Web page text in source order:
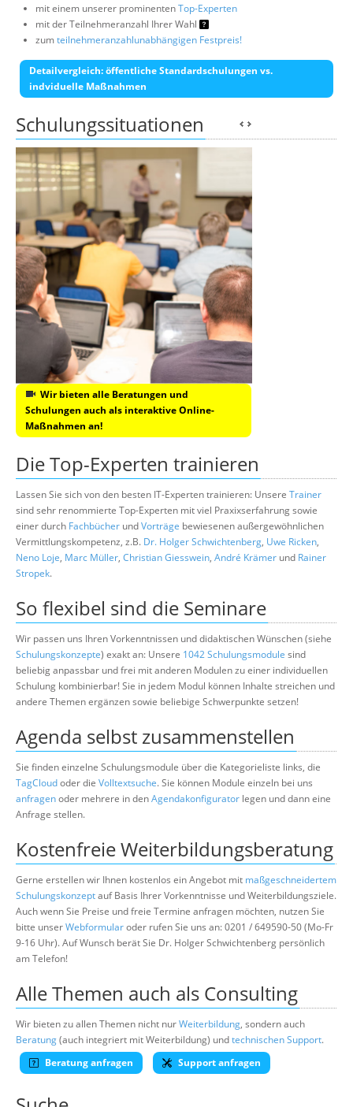
mit einem unserer prominentenTop-Experten
mit der Teilnehmeranzahl Ihrer Wahl
zumteilnehmeranzahlunabhängigen Festpreis!
Detailvergleich: öffentliche Standardschulungen vs.
indviduelle Maßnahmen
Schulungssituationen
Wir bieten alle Beratungen und
Schulungen auch als interaktive Online-
Maßnahmen an!
Die Top-Experten trainieren
Lassen Sie sich von den besten IT-Experten trainieren: Unsere Trainer
sind sehr renommierte Top-Experten mit viel Praxixserfahrung sowie
einer durch Fachbücher undVorträge bewiesenen außergewöhnlichen
Vermittlungskompetenz, z.B. Dr. Holger Schwichtenberg, Uwe Ricken,
Neno Loje, Marc Müller, Christian Giesswein, André Krämer und Rainer
Stropek.
So flexibel sind die Seminare
Wir passen uns Ihren Vorkenntnissen und didaktischen Wünschen (siehe
Schulungskonzepte) exakt an: Unsere 1042 Schulungsmodule sind
beliebig anpassbar und frei mit anderen Modulen zu einer individuellen
Schulung kombinierbar! Sie in jedem Modul können Inhalte streichen und
andere Themen ergänzen sowie beliebige Schwerpunkte setzen!
Agenda selbst zusammenstellen
Sie finden einzelne Schulungsmodule über die Kategorieliste links, die
TagCloudoder die Volltextsuche. Sie können Module einzeln bei uns
anfragenoder mehrere in denAgendakonfigurator legen und dann eine
Anfrage stellen.
Kostenfreie Weiterbildungsberatung
Gerne erstellen wir Ihnen kostenlos ein Angebot mit maßgeschneidertem
Schulungskonzeptauf Basis Ihrer Vorkenntnisse und Weiterbildungsziele.
Auch wenn Sie Preise und freie Termine anfragen möchten, nutzen Sie
bitte unserWebformularoder rufen Sie uns an: 0201 / 649590-50 (Mo-Fr
9-16 Uhr). Auf Wunsch berät Sie Dr. Holger Schwichtenberg persönlich
am Telefon!
Alle Themen auch als Consulting
Wir bieten zu allen Themen nicht nurWeiterbildung, sondern auch
Beratung(auch integriert mit Weiterbildung) undtechnischen Support.
Beratung anfragen
Support anfragen